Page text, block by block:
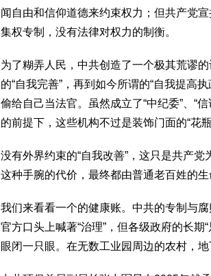
闻自由和信仰道德来约束权力；但共产党
集权专制，没有法律对权力的制衡。
为了糊弄人民，中共创造了一个极其荒谬
的“自我完善”，再到如今所谓的“自我提高
偷给自己当法官。虽然成立了“中纪委”、“
的前提下，这些机构不过是装饰门面的“花瓶
没有外界约束的“自我改善”，这只是共产
这种手腕的代价，最终都由普通老百姓的生
我们来看看一个的健康账。中共的专制与
官方口头上喊著“治理”，但各级政府的长
眼闭一只眼。在无数工业园周边的农村，